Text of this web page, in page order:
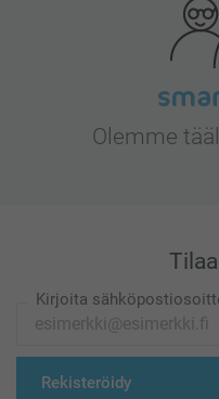
Olemme
Kirjoita
Rekisteröidy